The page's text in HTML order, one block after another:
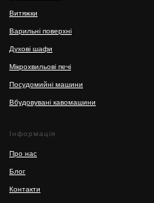
Витяжки
Варильні поверхні
Духові шафи
Мікрохвильові печі
Посудомийні машини
Вбудовувані кавомашини
Інформація
Про нас
Блог
Контакти